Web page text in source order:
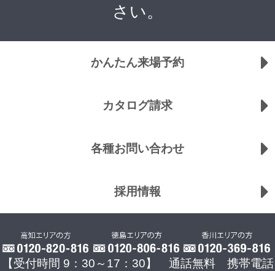
さい。
かんたん来場予約
カタログ請求
各種お問い合わせ
採用情報
【受付時間 9：30～17：30】 通話無料 携帯電話